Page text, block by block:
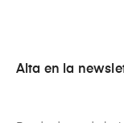
Alta en la